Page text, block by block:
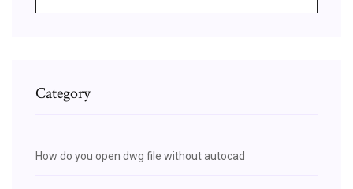
Category
How do you open dwg file without autocad